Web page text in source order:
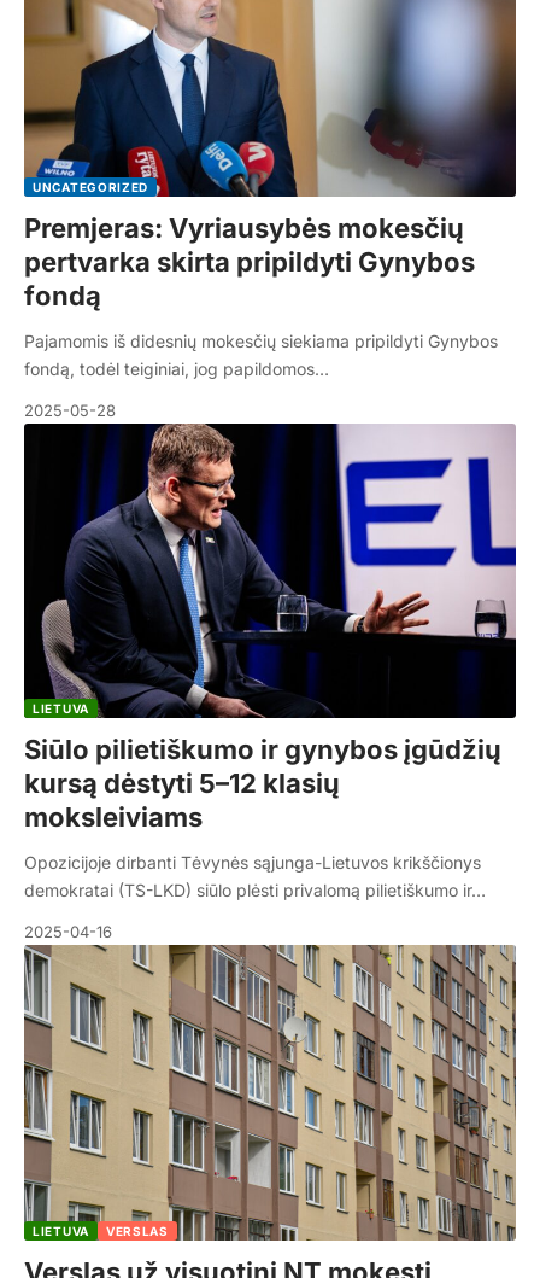
UNCATEGORIZED
Premjeras: Vyriausybės mokesčių
pertvarka skirta pripildyti Gynybos
fondą
Pajamomis iš didesnių mokesčių siekiama pripildyti Gynybos
fondą, todėl teiginiai, jog papildomos…
2025-05-28
LIETUVA
Siūlo pilietiškumo ir gynybos įgūdžių
kursą dėstyti 5–12 klasių
moksleiviams
Opozicijoje dirbanti Tėvynės sąjunga-Lietuvos krikščionys
demokratai (TS-LKD) siūlo plėsti privalomą pilietiškumo ir…
2025-04-16
LIETUVA VERSLAS